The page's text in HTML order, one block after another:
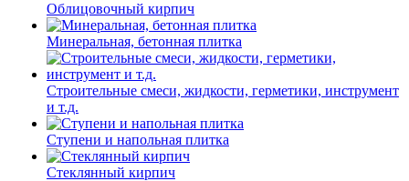
Облицовочный кирпич
Минеральная, бетонная плитка
Строительные смеси, жидкости, герметики, инструмент
и т.д.
Ступени и напольная плитка
Cтеклянный кирпич